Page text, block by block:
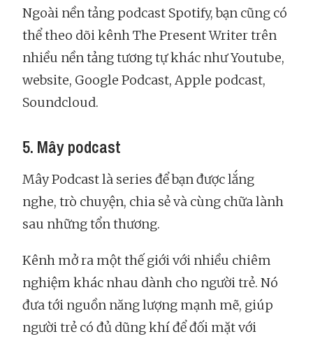
Ngoài nền tảng podcast Spotify, bạn cũng có
thể theo dõi kênh The Present Writer trên
nhiều nền tảng tương tự khác như Youtube,
website, Google Podcast, Apple podcast,
Soundcloud.
5. Mây podcast
Mây Podcast là series để bạn được lắng
nghe, trò chuyện, chia sẻ và cùng chữa lành
sau những tổn thương.
Kênh mở ra một thế giới với nhiều chiêm
nghiệm khác nhau dành cho người trẻ. Nó
đưa tới nguồn năng lượng mạnh mẽ, giúp
người trẻ có đủ dũng khí để đối mặt với